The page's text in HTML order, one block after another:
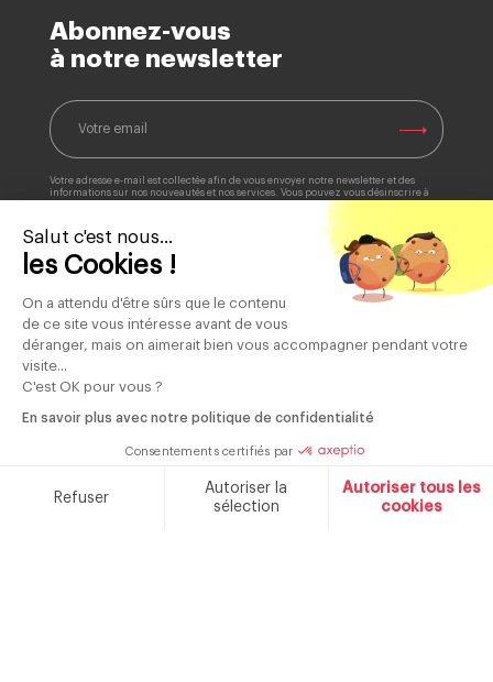
Abonnez-vous
à notre newsletter
Votre adresse e-mail est collectée afin de vous envoyer notre newsletter et des
informations sur nos nouveautés et nos services. Vous pouvez vous désinscrire à
tout moment en cliquant sur le lien de désinscription dans chaque e-mail. Pour
sur vos droits, veuillez consulter notre <a
href="https://www.schneiderconsumer.com/fr/politique-de-
confidentialite/">politique de confidentialité.
Marque française fondée en 1934
Salut c'est nous...
les Cookies !
On a attendu d'être sûrs que le contenu
de ce site vous intéresse avant de vous
déranger, mais on aimerait bien vous accompagner pendant votre
visite...
C'est OK pour vous ?
En savoir plus avec notre politique de confidentialité
Consentements certifiés par
Refuser
Autoriser la
sélection
Autoriser tous les
cookies